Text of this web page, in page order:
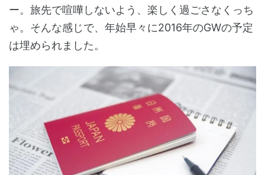
ー。旅先で喧嘩しないよう、楽しく過ごさなくっち
ゃ。そんな感じで、年始早々に2016年のGWの予定
は埋められました。